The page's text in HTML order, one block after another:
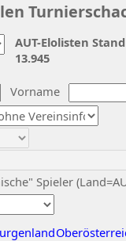
Vorname
Spieler
AUT-Elolisten
13.945